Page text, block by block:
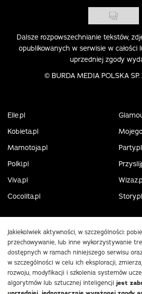
Dalsze rozpowszechnianie tekstów,
opublikowanych w serwisie w
uprzedniej zgody
© BURDA MEDIA POLSKA
Elle.pl
Kobieta.pl
Mamotoja.pl
Party.pl
Polki.pl
Viva.pl
Cocolita.pl
Story.pl
Jakiekolwiek aktywności, w szczególności:
przechowywanie, lub inne wykorzystywanie
dostępnych w ramach niniejszego serwisu
w szczególności w celu ich eksploracji,
rozwoju, modyfikacji i szkolenia systemów
algorytmów lub sztucznej inteligencji jest